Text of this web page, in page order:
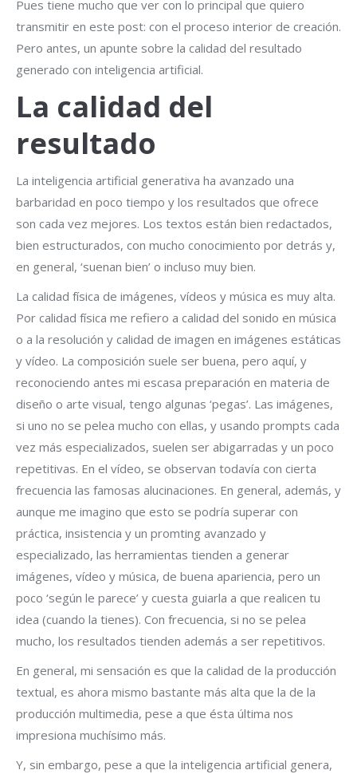
Pues tiene mucho que ver con lo principal que quiero
transmitir en este post: con el proceso interior de creación.
Pero antes, un apunte sobre la calidad del resultado
generado con inteligencia artificial.
La calidad del
resultado
La inteligencia artificial generativa ha avanzado una
barbaridad en poco tiempo y los resultados que ofrece
son cada vez mejores. Los textos están bien redactados,
bien estructurados, con mucho conocimiento por detrás y,
en general, ‘suenan bien’ o incluso muy bien.
La calidad física de imágenes, vídeos y música es muy alta.
Por calidad física me refiero a calidad del sonido en música
o a la resolución y calidad de imagen en imágenes estáticas
y vídeo. La composición suele ser buena, pero aquí, y
reconociendo antes mi escasa preparación en materia de
diseño o arte visual, tengo algunas ‘pegas’. Las imágenes,
si uno no se pelea mucho con ellas, y usando prompts cada
vez más especializados, suelen ser abigarradas y un poco
repetitivas. En el vídeo, se observan todavía con cierta
frecuencia las famosas alucinaciones. En general, además, y
aunque me imagino que esto se podría superar con
práctica, insistencia y un promting avanzado y
especializado, las herramientas tienden a generar
imágenes, vídeo y música, de buena apariencia, pero un
poco ‘según le parece’ y cuesta guiarla a que realicen tu
idea (cuando la tienes). Con frecuencia, si no se pelea
mucho, los resultados tienden además a ser repetitivos.
En general, mi sensación es que la calidad de la producción
textual, es ahora mismo bastante más alta que la de la
producción multimedia, pese a que ésta última nos
impresiona muchísimo más.
Y, sin embargo, pese a que la inteligencia artificial genera,